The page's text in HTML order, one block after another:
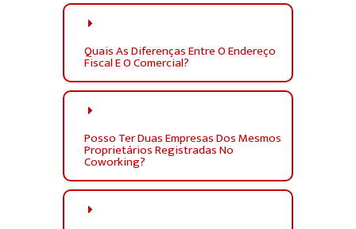
Quais As Diferenças Entre O Endereço
Fiscal E O Comercial?
Posso Ter Duas Empresas Dos Mesmos
Proprietários Registradas No
Coworking?